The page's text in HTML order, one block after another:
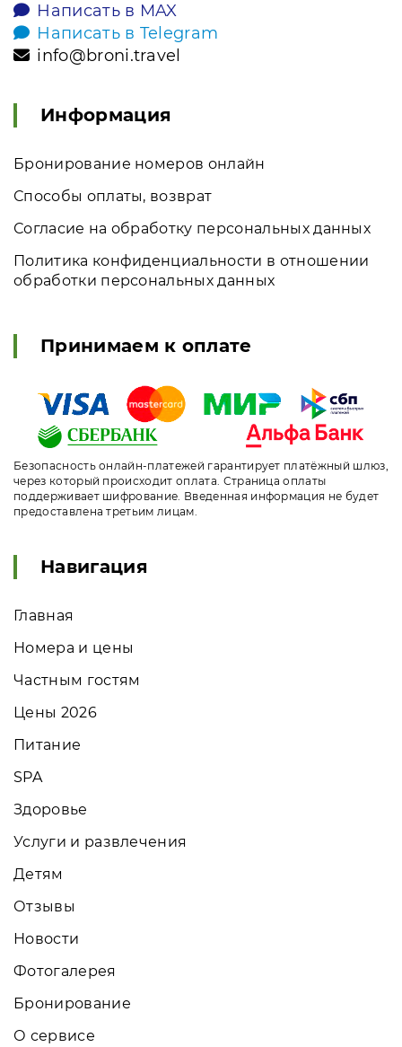
Написать в MAX
Написать в Telegram
info@broni.travel
Информация
Бронирование номеров онлайн
Способы оплаты, возврат
Согласие на обработку персональных данных
Политика конфиденциальности в отношении
обработки персональных данных
Принимаем к оплате
Безопасность онлайн-платежей гарантирует платёжный шлюз,
через который происходит оплата. Страница оплаты
поддерживает шифрование. Введенная информация не будет
предоставлена третьим лицам.
Навигация
Главная
Номера и цены
Частным гостям
Цены 2026
Питание
SPA
Здоровье
Услуги и развлечения
Детям
Отзывы
Новости
Фотогалерея
Бронирование
О сервисе